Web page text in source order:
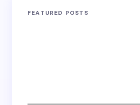
FEATURED POSTS